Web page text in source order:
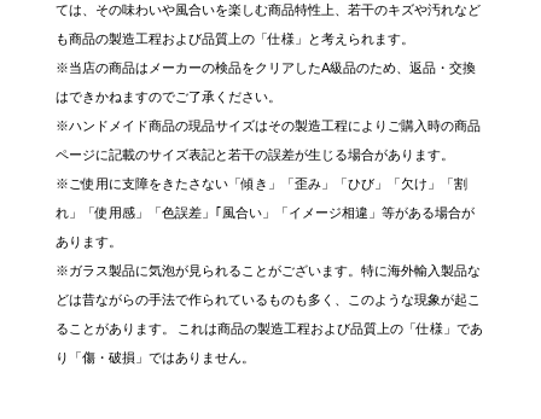
ては、その味わいや風合いを楽しむ商品特性上、若干のキズや汚れなど
も商品の製造工程および品質上の「仕様」と考えられます。
※当店の商品はメーカーの検品をクリアしたA級品のため、返品・交換
はできかねますのでご了承ください。
※ハンドメイド商品の現品サイズはその製造工程によりご購入時の商品
ページに記載のサイズ表記と若干の誤差が生じる場合があります。
※ご使用に支障をきたさない「傾き」「歪み」「ひび」「欠け」「割
れ」「使用感」「色誤差」｢風合い」「イメージ相違」等がある場合が
あります。
※ガラス製品に気泡が見られることがございます。特に海外輸入製品な
どは昔ながらの手法で作られているものも多く、このような現象が起こ
ることがあります。 これは商品の製造工程および品質上の「仕様」であ
り「傷・破損」ではありません。